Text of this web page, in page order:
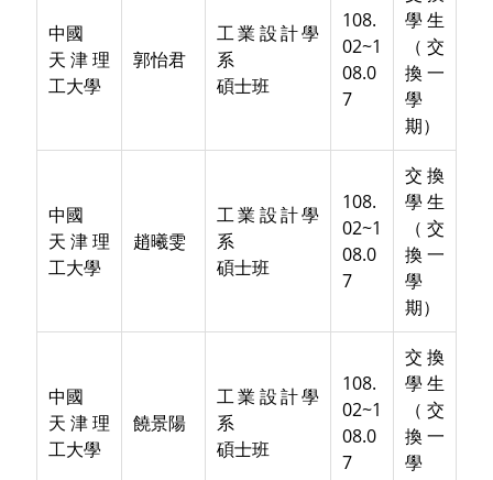
中國
天津理
工大學
郭怡君
工業設計學
系
碩士班
108.
02~1
08.0
7
學生
（交
換一
學
期）
中國
天津理
工大學
趙曦雯
工業設計學
系
碩士班
108.
02~1
08.0
7
交換
學生
（交
換一
學
期）
中國
天津理
工大學
饒景陽
工業設計學
系
碩士班
108.
02~1
08.0
7
交換
學生
（交
換一
學